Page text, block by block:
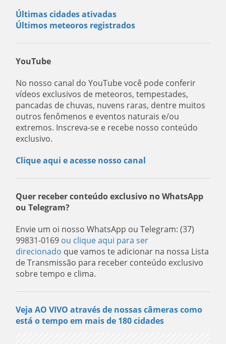
Últimas cidades ativadas
Últimos meteoros registrados
YouTube
No nosso canal do YouTube você pode conferir
vídeos exclusivos de meteoros, tempestades,
pancadas de chuvas, nuvens raras, dentre muitos
outros fenômenos e eventos naturais e/ou
extremos. Inscreva-se e recebe nosso conteúdo
exclusivo.
Clique aqui e acesse nosso canal
Quer receber conteúdo exclusivo no WhatsApp
ou Telegram?
Envie um oi nosso WhatsApp ou Telegram: (37)
99831-0169 ou clique aqui para ser
direcionado que vamos te adicionar na nossa Lista
de Transmissão para receber conteúdo exclusivo
sobre tempo e clima.
Veja AO VIVO através de nossas câmeras como
está o tempo em mais de 180 cidades